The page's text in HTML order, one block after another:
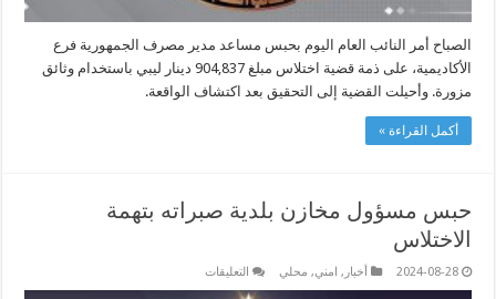
الصباح أمر النائب العام اليوم بحبس مساعد مدير مصرف الجمهورية فرع
الأكاديمية، على ذمة قضية اختلاس مبلغ 904,837 دينار ليبي باستخدام وثائق
مزورة. وأحيلت القضية إلى التحقيق بعد اكتشاف الواقعة.
أكمل القراءة »
حبس مسؤول مخازن بلدية صبراته بتهمة
الاختلاس
2024-08-28 أخبار , امني, محلي التعليقات